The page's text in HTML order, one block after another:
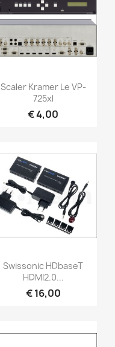
Snel bekijken
Scaler Kramer Le VP-
725xl
€ 4,00
Snel bekijken
Swissonic HDbaseT
HDMI2.0...
€ 16,00